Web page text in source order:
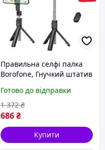
Правильна селфі палка
Borofone, Гнучкий штатив
для телефона на штатив
монопод, Для селфі
палка, MTS
Готово до відправки
686₴
1 372 ₴
Купити